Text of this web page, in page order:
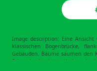
Image description: Eine
klassischen Bogenbrücke,
Gebäuden. Bäume säumen den
Fahrrad mit einem Korb steht